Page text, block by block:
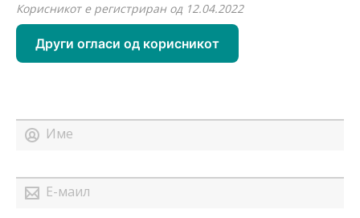
Корисникот е регистриран од 12.04.2022
Други огласи од корисникот